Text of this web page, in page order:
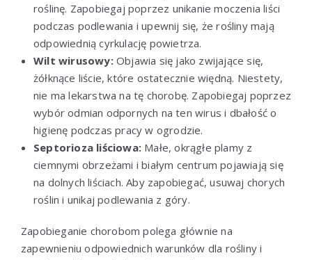
roślinę. Zapobiegaj poprzez unikanie moczenia liści
podczas podlewania i upewnij się, że rośliny mają
odpowiednią cyrkulację powietrza.
Wilt wirusowy:Objawia się jako zwijające się,
żółknące liście, które ostatecznie więdną. Niestety,
nie ma lekarstwa na tę chorobę. Zapobiegaj poprzez
wybór odmian odpornych na ten wirus i dbałość o
higienę podczas pracy w ogrodzie.
Septorioza liściowa: Małe, okrągłe plamy z
ciemnymi obrzeżami i białym centrum pojawiają się
na dolnych liściach. Aby zapobiegać, usuwaj chorych
roślin i unikaj podlewania z góry.
Zapobieganie chorobom polega głównie na
zapewnieniu odpowiednich warunków dla rośliny i